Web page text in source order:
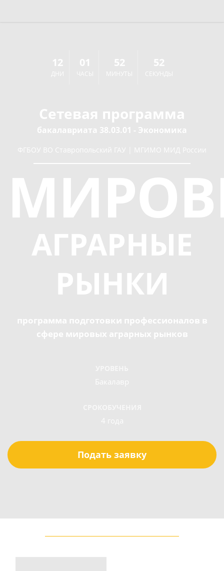
12
ДНИ
01
ЧАСЫ
52
МИНУТЫ
52
СЕКУНДЫ
Сетевая программа
бакалавриата 38.03.01 - Экономика
ФГБОУ ВО Ставропольский ГАУ | МГИМО МИД России
АГРАРНЫЕ
РЫНКИ
программа подготовки профессионалов в
сфере мировых аграрных рынков
Бакалавр
4 года
Подать заявку